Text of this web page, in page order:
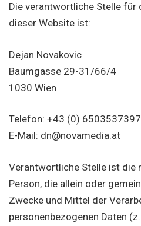
Die verantwortliche Stelle für
dieser Website ist:
Dejan Novakovic
Baumgasse 29-31/66/4
1030 Wien
Telefon: +43 (0) 6503537397
E-Mail: dn@novamedia.at
Verantwortliche Stelle ist die
Person, die allein oder
Zwecke und Mittel der
personenbezogenen Daten